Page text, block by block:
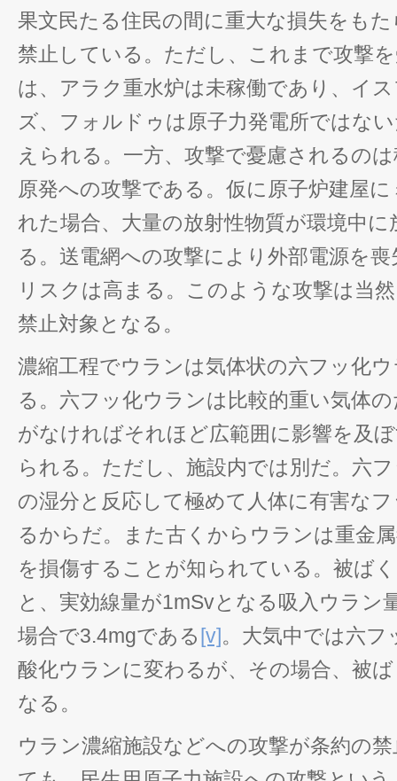
果文民たる住民の間に重大な損失をも
禁止している。ただし、これまで攻撃
は、アラク重水炉は未稼働であり、イ
ズ、フォルドゥは原子力発電所ではな
えられる。一方、攻撃で憂慮されるの
原発への攻撃である。仮に原子炉建屋
れた場合、大量の放射性物質が環境中
る。送電網への攻撃により外部電源を
リスクは高まる。このような攻撃は当
禁止対象となる。
濃縮工程でウランは気体状の六フッ化
る。六フッ化ウランは比較的重い気体
がなければそれほど広範囲に影響を及
られる。ただし、施設内では別だ。六
の湿分と反応して極めて人体に有害な
るからだ。また古くからウランは重金
を損傷することが知られている。被ば
と、実効線量が1mSvとなる吸入ウラン
場合で3.4mgである[v]。大気中では六
酸化ウランに変わるが、その場合、被
なる。
ウラン濃縮施設などへの攻撃が条約の